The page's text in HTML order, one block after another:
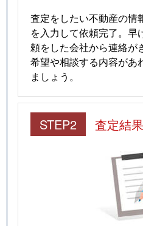
査定をしたい不動産の情
を入力して依頼完了。早
頼をした会社から連絡が
希望や相談する内容があ
ましょう。
STEP2 査定結